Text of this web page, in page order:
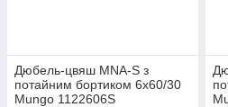
Дюбель-цвяш MNA-S з
потайним бортиком 6x60/30
Mungo 1122606S